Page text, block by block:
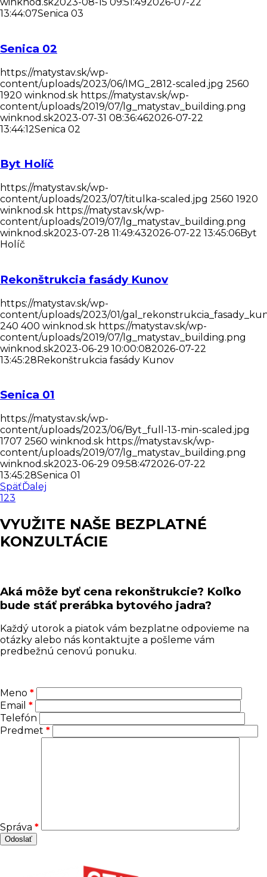
13:44:07Senica 03
Senica 02
https://matystav.sk/wp-
content/uploads/2023/06/IMG_2812-scaled.jpg 2560
1920 winknod.sk https://matystav.sk/wp-
content/uploads/2019/07/lg_matystav_building.png
winknod.sk2023-07-31 08:36:462026-07-22
13:44:12Senica 02
Byt Holíč
https://matystav.sk/wp-
content/uploads/2023/07/titulka-scaled.jpg 2560 1920
winknod.sk https://matystav.sk/wp-
content/uploads/2019/07/lg_matystav_building.png
winknod.sk2023-07-28 11:49:432026-07-22 13:45:06Byt
Holíč
Rekonštrukcia fasády Kunov
https://matystav.sk/wp-
content/uploads/2023/01/
240 400 winknod.sk https://matystav.sk/wp-
content/uploads/2019/07/lg_matystav_building.png
winknod.sk2023-06-29 10:00:082026-07-22
13:45:28Rekonštrukcia fasády Kunov
Senica 01
https://matystav.sk/wp-
content/uploads/2023/06/Byt_full-13-min-scaled.jpg
1707 2560 winknod.sk https://matystav.sk/wp-
content/uploads/2019/07/lg_matystav_building.png
winknod.sk2023-06-29 09:58:472026-07-22
13:45:28Senica 01
SpäťĎalej
123
VYUŽITE NAŠE BEZPLATNÉ
KONZULTÁCIE
Aká môže byť cena rekonštrukcie? Koľko
bude stáť prerábka bytového jadra?
Každý utorok a piatok vám bezplatne odpovieme na
otázky alebo nás kontaktujte a pošleme vám
predbežnú cenovú ponuku.
Meno *
Email *
Telefón
Predmet *
Správa *